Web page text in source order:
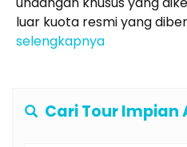
luar kuota resmi yang
selengkapnya
Cari Tour Impian